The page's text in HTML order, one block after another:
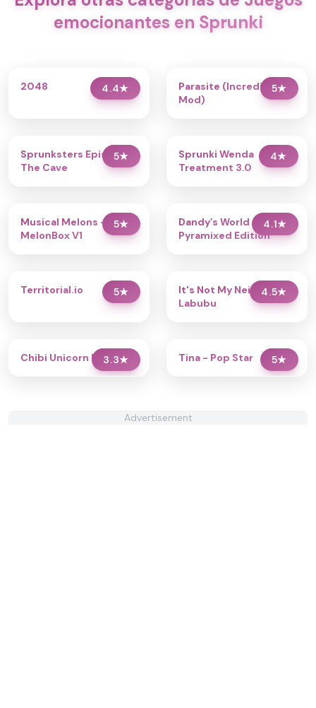
emocionantes en Sprunki
4.4★
2048 5★
Parasite (Incredibox
Mod)
5★
Sprunksters Episode 2:
The Cave
4★
Sprunki Wenda
Treatment 3.0
5★
Musical Melons –
MelonBox V1
4.1★
Dandy’s World
Pyramixed Edition
5★
Territorial.io 4.5★
It's Not My Neighbor:
Labubu
3.3★
Chibi Unicorn Dress Up 5★
Tina - Pop Star
Advertisement